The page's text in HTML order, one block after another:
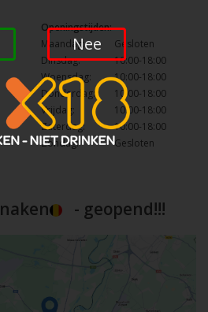
Openingstijden:
Maandag:
Gesloten
Dinsdag:
10:00-18:00
Woensdag:
10:00-18:00
Donderdag:
10:00-18:00
Vrijdag:
10:00-18:00
Zaterdag:
10:00-18:00
Zondag:
Gesloten
- geopend!!!
Nee